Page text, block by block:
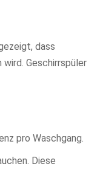
dass
wird. Geschirrspüler
pro Waschgang.
Diese